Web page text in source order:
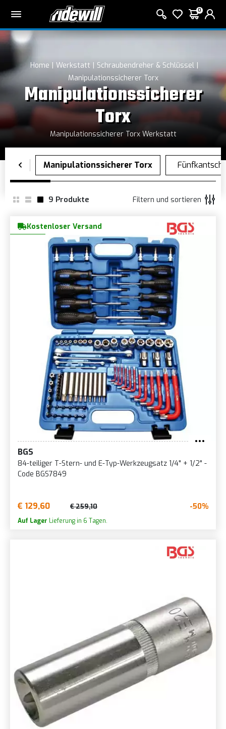
0
Home Werkstatt
Schraubendreher & Schlüssel
Manipulationssicherer Torx
Manipulationssicherer
Torx
Manipulationssicherer Torx Werkstatt
9 Produkte Filtern und sortieren
Kostenloser Versand
BGS
84-teiliger T-Stern- und E-Typ-Werkzeugsatz 1/4" + 1/2" -
Code BGS7849
€ 129,60 € 259,10 -50%
Auf Lager Lieferung in 6 Tagen.